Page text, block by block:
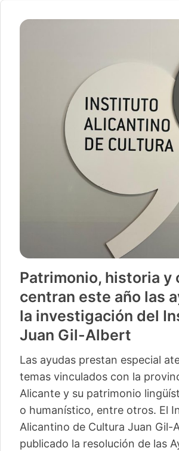
Patrimonio, historia y
centran este año las
la investigación del
Juan Gil-Albert
Las ayudas prestan especial
temas vinculados con la
Alicante y su patrimonio
o humanístico, entre otros. El
Alicantino de Cultura Juan Gil-
publicado la resolución de las